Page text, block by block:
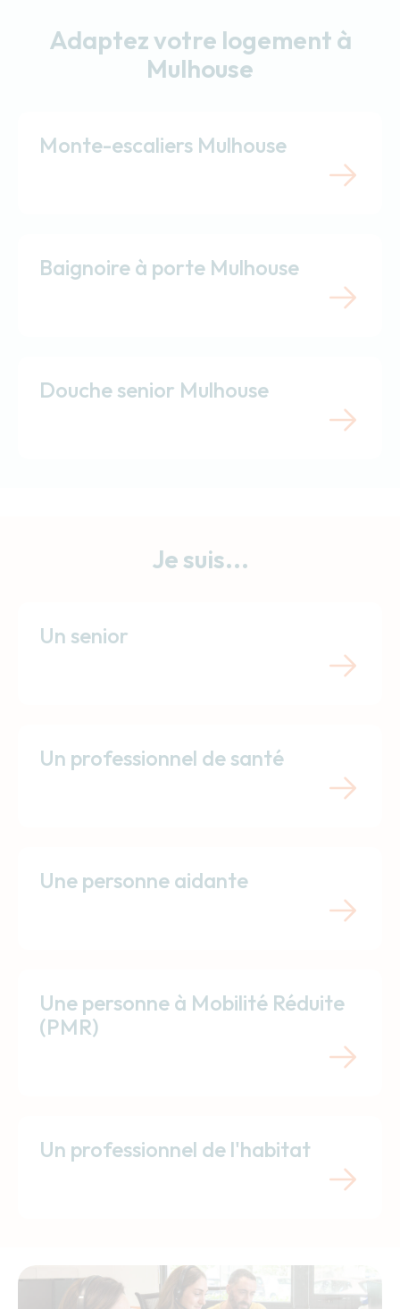
Adaptez votre logement à
Mulhouse
Monte-escaliers Mulhouse
Baignoire à porte Mulhouse
Douche senior Mulhouse
Je suis...
Un senior
Un professionnel de santé
Une personne aidante
Une personne à Mobilité Réduite
(PMR)
Un professionnel de l'habitat